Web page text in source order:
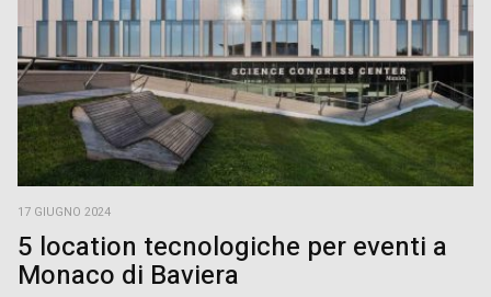
17 GIUGNO 2024
5 location tecnologiche per eventi a
Monaco di Baviera